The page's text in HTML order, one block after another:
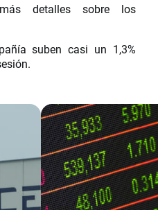
detalles sobre los
suben casi un 1,3%